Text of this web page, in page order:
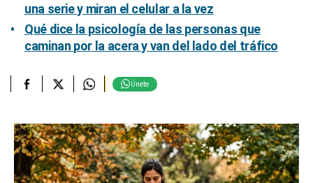
una serie y miran el celular a la vez
Qué dice la psicología de las personas que
caminan por la acera y van del lado del tráfico
Únete